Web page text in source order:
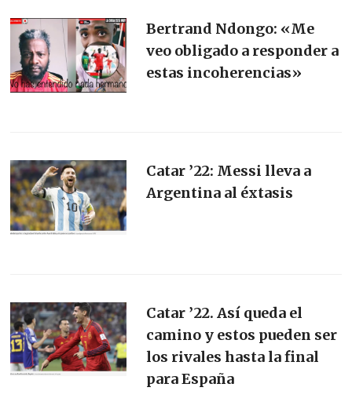
Bertrand Ndongo: «Me
veo obligado a responder a
estas incoherencias»
Catar ’22: Messi lleva a
Argentina al éxtasis
Catar ’22. Así queda el
camino y estos pueden ser
los rivales hasta la final
para España